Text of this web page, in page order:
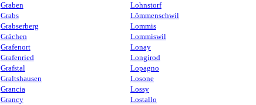
Graben
Grabs
Grabserberg
Grächen
Grafenort
Grafenried
Grafstal
Graltshausen
Grancia
Grancy
Lohnstorf
Lömmenschwil
Lommis
Lommiswil
Lonay
Longirod
Lopagno
Losone
Lossy
Lostallo